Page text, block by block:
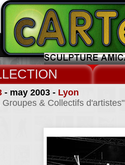
- may 2003 - Lyon
& Collectifs d'artistes"